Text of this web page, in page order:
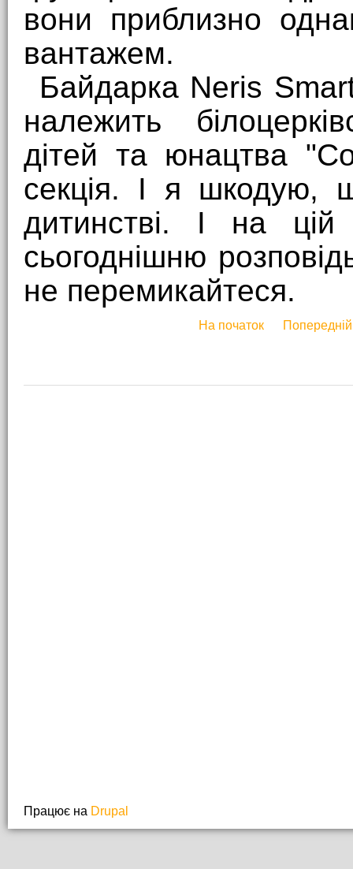
вони приблизно
вантажем.
Байдарка Neris
належить
дітей та юнацтва
секція. І я шкодую,
дитинстві. І на цій
сьогоднішню
не перемикайтеся.
На початок
Працює на Drupal